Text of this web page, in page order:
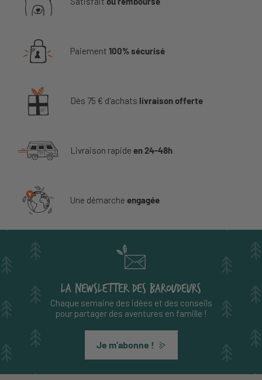
Paiement 100% sécurisé
Dès 75 € d'achats livraison offerte
Livraison rapide en 24-48h
Une démarche engagée
LA NEWSLETTER DES BAROUDEURS
Chaque semaine des idées et des conseils
pour partager des aventures en famille !
Je m’abonne !